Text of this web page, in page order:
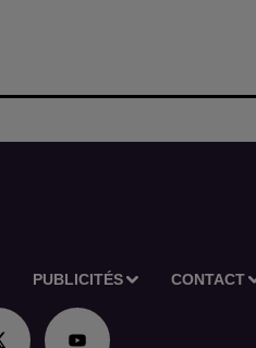
PUBLICITÉS CONTACT